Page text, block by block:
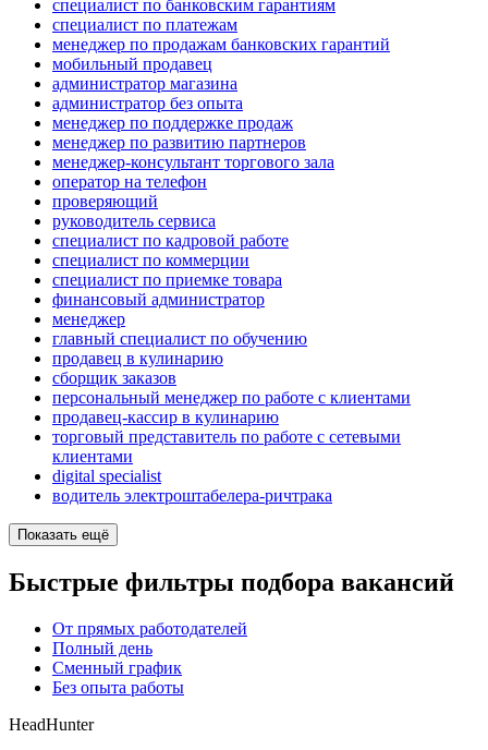
специалист по банковским гарантиям
специалист по платежам
менеджер по продажам банковских гарантий
мобильный продавец
администратор магазина
администратор без опыта
менеджер по поддержке продаж
менеджер по развитию партнеров
менеджер-консультант торгового зала
опeрaтoр нa тeлeфoн
проверяющий
руководитель сервиса
специалист по кадровой работе
специалист по коммерции
специалист по приемке товара
финансовый администратор
менеджер
главный специалист по обучению
продавец в кулинарию
сборщик заказов
персональный менеджер по работе с клиентами
продавец-кассир в кулинарию
торговый представитель по работе с сетевыми
клиентами
digital specialist
водитель электроштабелера-ричтрака
Показать ещё
Быстрые фильтры подбора вакансий
От прямых работодателей
Полный день
Сменный график
Без опыта работы
HeadHunter